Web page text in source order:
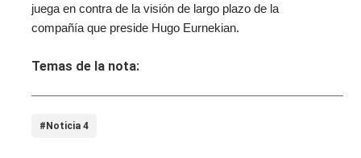
juega en contra de la visión de largo plazo de la
compañía que preside Hugo Eurnekian.
Temas de la nota:
#Noticia 4